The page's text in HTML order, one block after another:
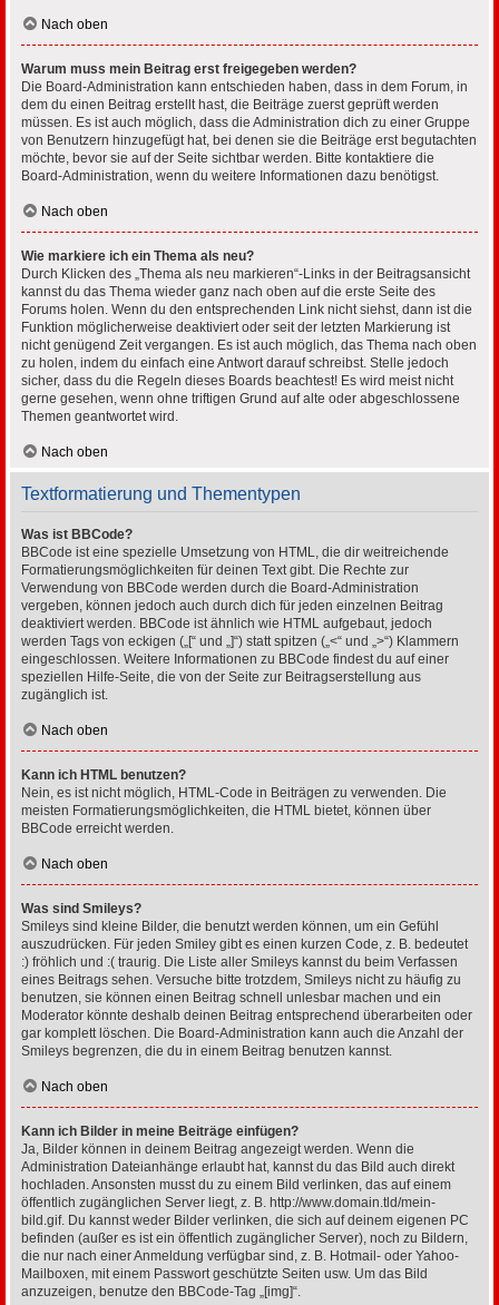
Nach oben
Warum muss mein Beitrag erst freigegeben werden?
Die Board-Administration kann entschieden haben, dass in dem Forum, in
dem du einen Beitrag erstellt hast, die Beiträge zuerst geprüft werden
müssen. Es ist auch möglich, dass die Administration dich zu einer Gruppe
von Benutzern hinzugefügt hat, bei denen sie die Beiträge erst begutachten
möchte, bevor sie auf der Seite sichtbar werden. Bitte kontaktiere die
Board-Administration, wenn du weitere Informationen dazu benötigst.
Nach oben
Wie markiere ich ein Thema als neu?
Durch Klicken des „Thema als neu markieren“-Links in der Beitragsansicht
kannst du das Thema wieder ganz nach oben auf die erste Seite des
Forums holen. Wenn du den entsprechenden Link nicht siehst, dann ist die
Funktion möglicherweise deaktiviert oder seit der letzten Markierung ist
nicht genügend Zeit vergangen. Es ist auch möglich, das Thema nach oben
zu holen, indem du einfach eine Antwort darauf schreibst. Stelle jedoch
sicher, dass du die Regeln dieses Boards beachtest! Es wird meist nicht
gerne gesehen, wenn ohne triftigen Grund auf alte oder abgeschlossene
Themen geantwortet wird.
Nach oben
Textformatierung und Thementypen
Was ist BBCode?
BBCode ist eine spezielle Umsetzung von HTML, die dir weitreichende
Formatierungsmöglichkeiten für deinen Text gibt. Die Rechte zur
Verwendung von BBCode werden durch die Board-Administration
vergeben, können jedoch auch durch dich für jeden einzelnen Beitrag
deaktiviert werden. BBCode ist ähnlich wie HTML aufgebaut, jedoch
werden Tags von eckigen („[“ und „]“) statt spitzen („<“ und „>“) Klammern
eingeschlossen. Weitere Informationen zu BBCode findest du auf einer
speziellen Hilfe-Seite, die von der Seite zur Beitragserstellung aus
zugänglich ist.
Nach oben
Kann ich HTML benutzen?
Nein, es ist nicht möglich, HTML-Code in Beiträgen zu verwenden. Die
meisten Formatierungsmöglichkeiten, die HTML bietet, können über
BBCode erreicht werden.
Nach oben
Was sind Smileys?
Smileys sind kleine Bilder, die benutzt werden können, um ein Gefühl
auszudrücken. Für jeden Smiley gibt es einen kurzen Code, z. B. bedeutet
:) fröhlich und :( traurig. Die Liste aller Smileys kannst du beim Verfassen
eines Beitrags sehen. Versuche bitte trotzdem, Smileys nicht zu häufig zu
benutzen, sie können einen Beitrag schnell unlesbar machen und ein
Moderator könnte deshalb deinen Beitrag entsprechend überarbeiten oder
gar komplett löschen. Die Board-Administration kann auch die Anzahl der
Smileys begrenzen, die du in einem Beitrag benutzen kannst.
Nach oben
Kann ich Bilder in meine Beiträge einfügen?
Ja, Bilder können in deinem Beitrag angezeigt werden. Wenn die
Administration Dateianhänge erlaubt hat, kannst du das Bild auch direkt
hochladen. Ansonsten musst du zu einem Bild verlinken, das auf einem
öffentlich zugänglichen Server liegt, z. B. http://www.domain.tld/mein-
bild.gif. Du kannst weder Bilder verlinken, die sich auf deinem eigenen PC
befinden (außer es ist ein öffentlich zugänglicher Server), noch zu Bildern,
die nur nach einer Anmeldung verfügbar sind, z. B. Hotmail- oder Yahoo-
Mailboxen, mit einem Passwort geschützte Seiten usw. Um das Bild
anzuzeigen, benutze den BBCode-Tag „[img]“.